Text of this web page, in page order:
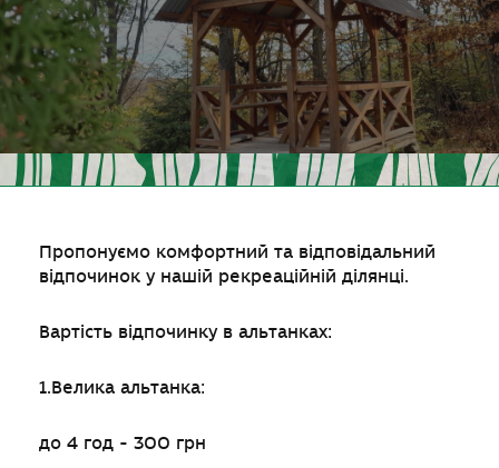
Пропонуємо комфортний та відповідальний
відпочинок у нашій рекреаційній ділянці.
Вартість відпочинку в альтанках:
1.Велика альтанка:
до 4 год - 300 грн